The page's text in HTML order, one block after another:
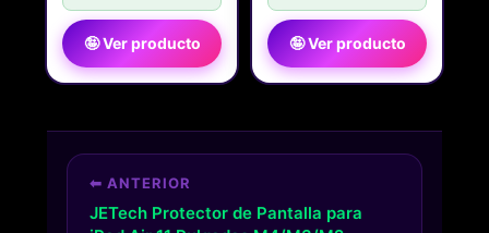
🤪 Ver producto 🤪 Ver producto
⬅ ANTERIOR
JETech Protector de Pantalla para